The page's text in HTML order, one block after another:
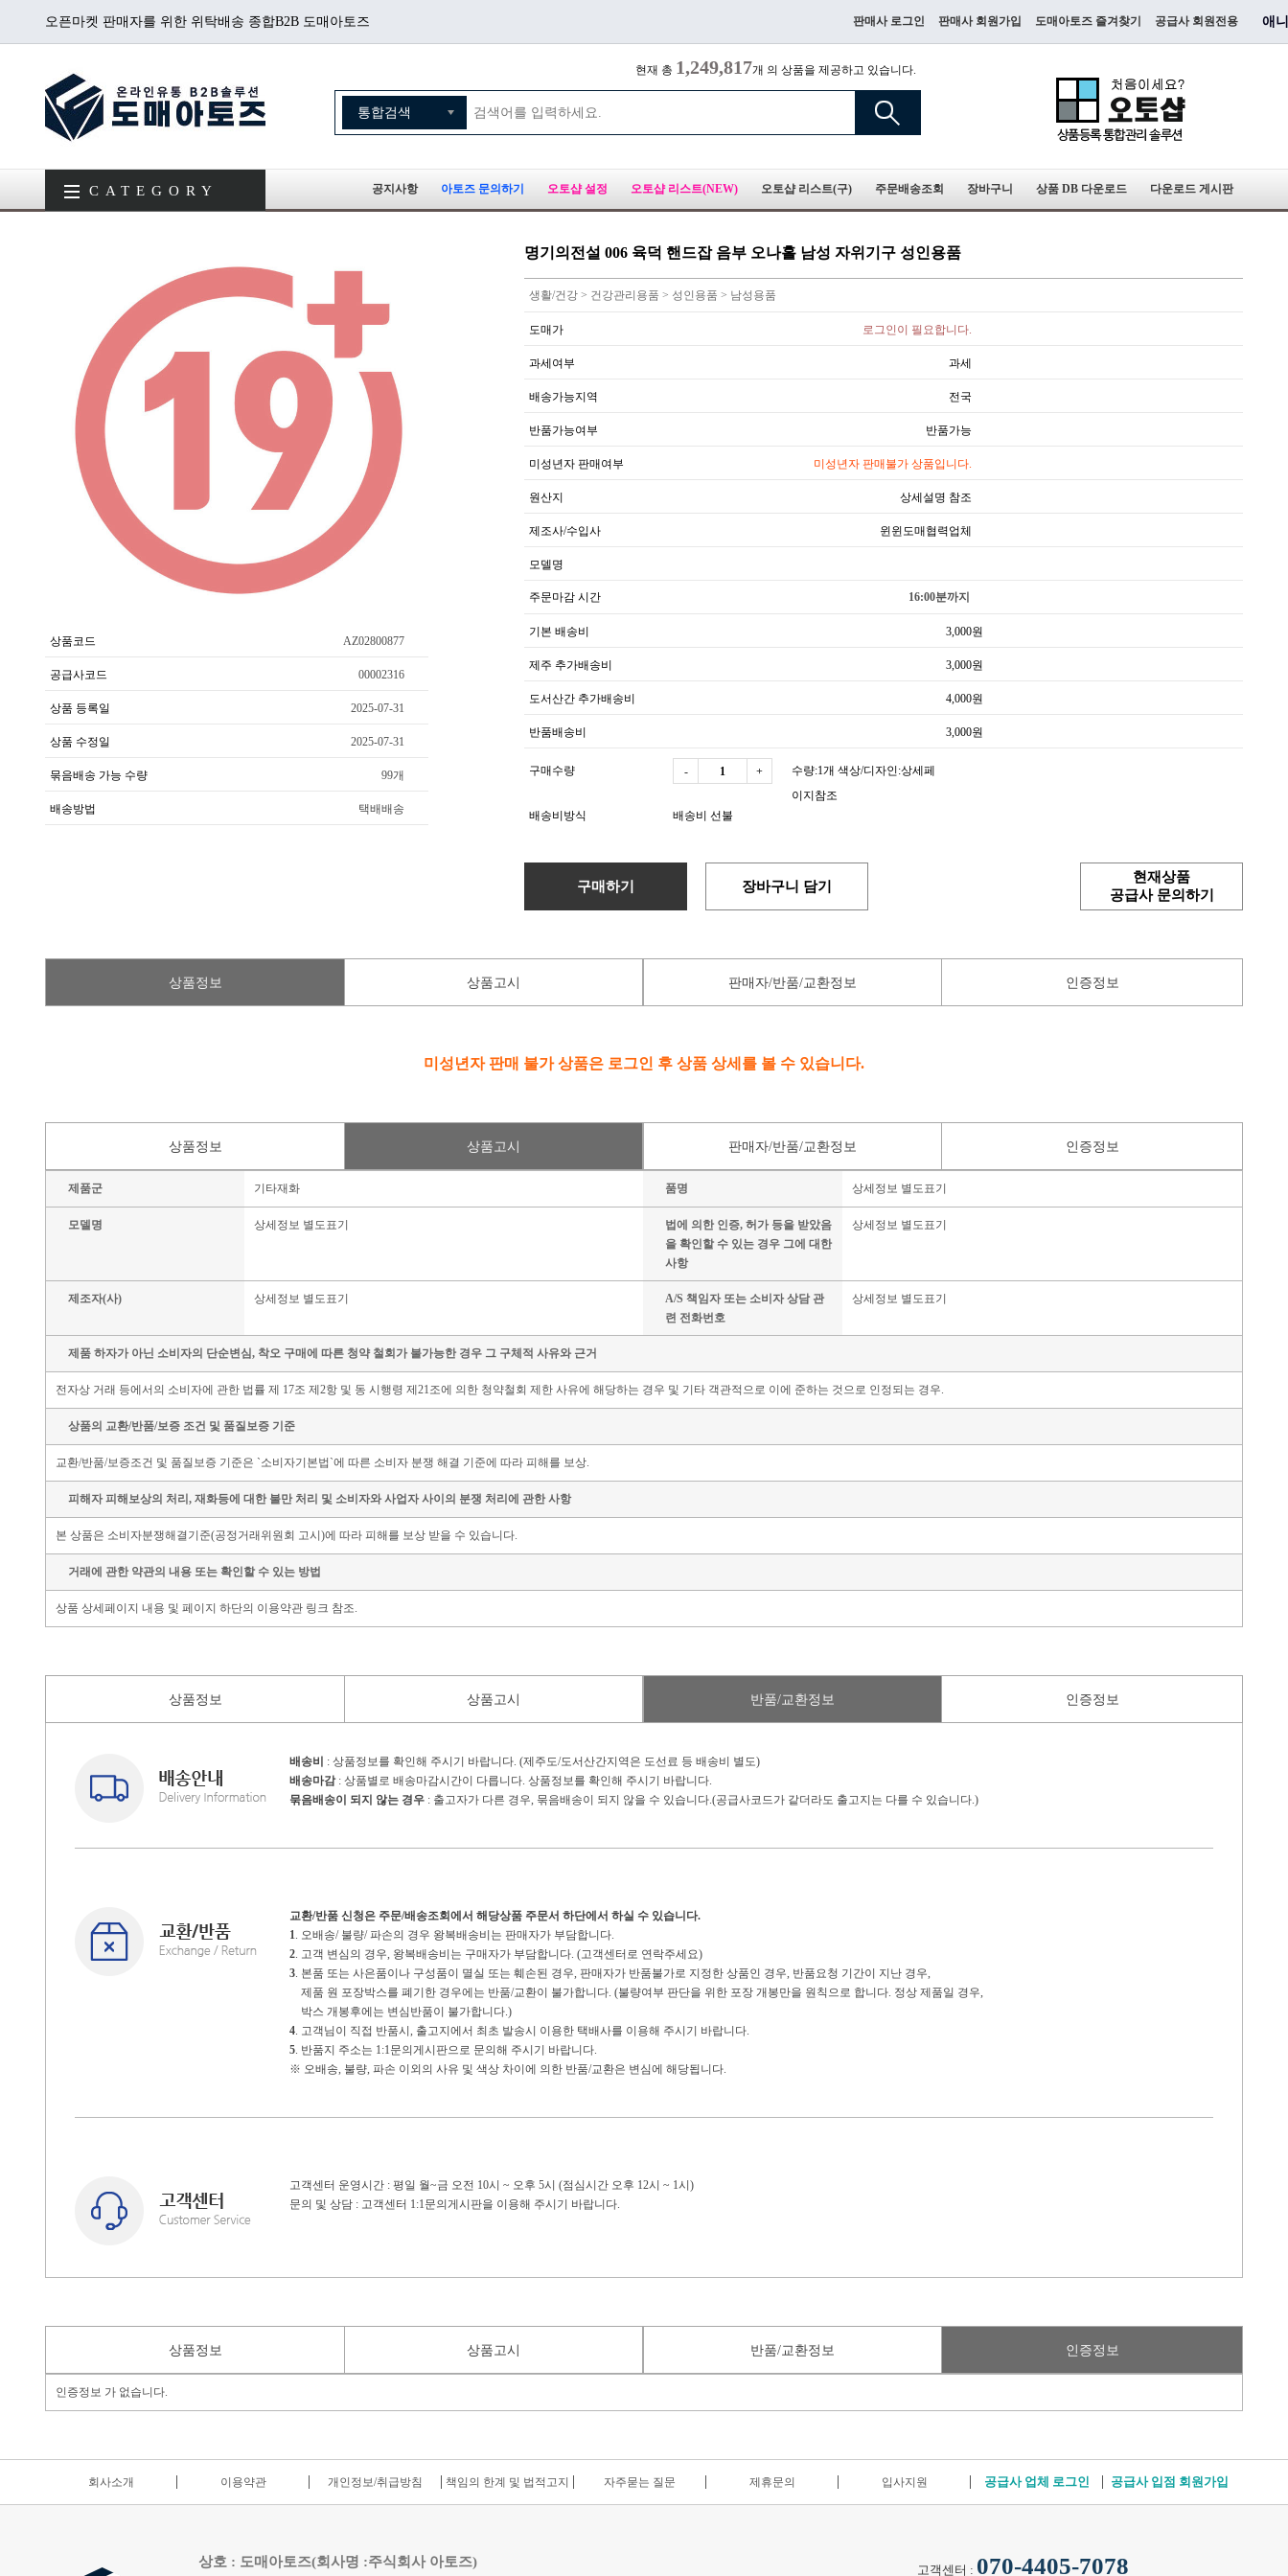
오픈마켓 판매자를 위한 위탁배송 종합B2B 도매아토즈 판매사 로그인 판매사 회원가입 도매아토즈 즐겨찾기 공급사 회원전용 애
현재 총 1,249,817개 의 상품을 제공하고 있습니다.
CATEGORY 공지사항 아토즈 문의하기 오토샵 설정 오토샵 리스트(NEW) 오토샵 리스트(구) 주문배송조회 장바구니 상품 DB 다운로드 다운로드 게시판
상품코드 AZ02800877
공급사코드 00002316
상품 등록일 2025-07-31
상품 수정일 2025-07-31
묶음배송 가능 수량 99개
배송방법 택배배송
명기의전설 006 육덕 핸드잡 음부 오나홀 남성 자위기구 성인용품
생활/건강 > 건강관리용품 > 성인용품 > 남성용품
도매가 로그인이 필요합니다.
과세여부 과세
배송가능지역 전국
반품가능여부 반품가능
미성년자 판매여부 미성년자 판매불가 상품입니다.
원산지 상세설명 참조
제조사/수입사 윈윈도매협력업체
모델명
주문마감 시간 16:00분까지
기본 배송비 3,000원
제주 추가배송비 3,000원
도서산간 추가배송비 4,000원
반품배송비 3,000원
구매수량 - +
수량:1개 색상/디자인:상세페
이지참조
배송비방식
배송비 선불
구매하기 장바구니 담기
현재상품
공급사 문의하기
상품정보 상품고시 판매자/반품/교환정보 인증정보
미성년자 판매 불가 상품은 로그인 후 상품 상세를 볼 수 있습니다.
상품정보 상품고시 판매자/반품/교환정보 인증정보
제품군 기타재화 품명 상세정보 별도표기
모델명 상세정보 별도표기
법에 의한 인증, 허가 등을 받았음
을 확인할 수 있는 경우 그에 대한
사항
상세정보 별도표기
제조자(사) 상세정보 별도표기
A/S 책임자 또는 소비자 상담 관
련 전화번호
상세정보 별도표기
제품 하자가 아닌 소비자의 단순변심, 착오 구매에 따른 청약 철회가 불가능한 경우 그 구체적 사유와 근거
전자상 거래 등에서의 소비자에 관한 법률 제 17조 제2항 및 동 시행령 제21조에 의한 청약철회 제한 사유에 해당하는 경우 및 기타 객관적으로 이에 준하는 것으로 인정되는 경우.
상품의 교환/반품/보증 조건 및 품질보증 기준
교환/반품/보증조건 및 품질보증 기준은 `소비자기본법`에 따른 소비자 분쟁 해결 기준에 따라 피해를 보상.
피해자 피해보상의 처리, 재화등에 대한 불만 처리 및 소비자와 사업자 사이의 분쟁 처리에 관한 사항
본 상품은 소비자분쟁해결기준(공정거래위원회 고시)에 따라 피해를 보상 받을 수 있습니다.
거래에 관한 약관의 내용 또는 확인할 수 있는 방법
상품 상세페이지 내용 및 페이지 하단의 이용약관 링크 참조.
상품정보 상품고시 반품/교환정보 인증정보
배송비
: 상품정보를 확인해 주시기 바랍니다. (제주도/도서산간지역은 도선료 등 배송비 별도)
배송마감: 상품별로 배송마감시간이 다릅니다. 상품정보를 확인해 주시기 바랍니다.
묶음배송이 되지 않는 경우 : 출고자가 다른 경우, 묶음배송이 되지 않을 수 있습니다.(공급사코드가 같더라도 출고지는 다를 수 있습니다.)
교환/반품 신청은 주문/배송조회에서 해당상품 주문서 하단에서 하실 수 있습니다.
1. 오배송/ 불량/ 파손의 경우 왕복배송비는 판매자가 부담합니다.
2. 고객 변심의 경우, 왕복배송비는 구매자가 부담합니다. (고객센터로 연락주세요)
3. 본품 또는 사은품이나 구성품이 멸실 또는 훼손된 경우, 판매자가 반품불가로 지정한 상품인 경우, 반품요청 기간이 지난 경우,
제품 원 포장박스를 폐기한 경우에는 반품/교환이 불가합니다. (불량여부 판단을 위한 포장 개봉만을 원칙으로 합니다. 정상 제품일 경우,
박스 개봉후에는 변심반품이 불가합니다.)
4. 고객님이 직접 반품시, 출고지에서 최초 발송시 이용한 택배사를 이용해 주시기 바랍니다.
5. 반품지 주소는 1:1문의게시판으로 문의해 주시기 바랍니다.
※ 오배송, 불량, 파손 이외의 사유 및 색상 차이에 의한 반품/교환은 변심에 해당됩니다.
고객센터 운영시간 : 평일 월~금 오전 10시 ~ 오후 5시 (점심시간 오후 12시 ~ 1시)
문의 및 상담 : 고객센터 1:1문의게시판을 이용해 주시기 바랍니다.
상품정보 상품고시 반품/교환정보 인증정보
인증정보 가 없습니다.
회사소개 이용약관 개인정보/취급방침 책임의 한계 및 법적고지 자주묻는 질문 제휴문의 입사지원 공급사 업체 로그인 공급사 입점 회원가입
상호 : 도매아토즈(회사명 :주식회사 아토즈)
고객센터 : 070-4405-7078